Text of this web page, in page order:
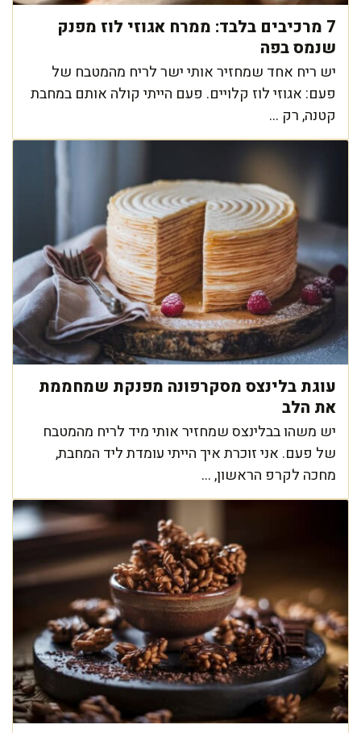
7 מרכיבים בלבד: ממרח אגוזי לוז מפנק
שנמס בפה
יש ריח אחד שמחזיר אותי ישר לריח מהמטבח של
פעם: אגוזי לוז קלויים. פעם הייתי קולה אותם במחבת
קטנה, רק ...
עוגת בלינצס מסקרפונה מפנקת שמחממת
את הלב
יש משהו בבלינצס שמחזיר אותי מיד לריח מהמטבח
של פעם. אני זוכרת איך הייתי עומדת ליד המחבת,
מחכה לקרפ הראשון, ...